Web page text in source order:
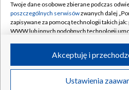
Rada Programowa
System NOS
Informacje o nadawcy
Program dla prasy
Kontakt
Kanały
©2026 Telewizja Polska
Twoje dane osobowe zbierane podczas
poszczególnych serwisówzwanych dalej
zapisywane za pomocą technologii takich
WWW lub innych podobnych technologii
ruchu w Internecie.
Twoje dane osobowe zbierane podczas
poszczególnych serwisówna Portalu, takie
Ustawienia
Akceptuję i